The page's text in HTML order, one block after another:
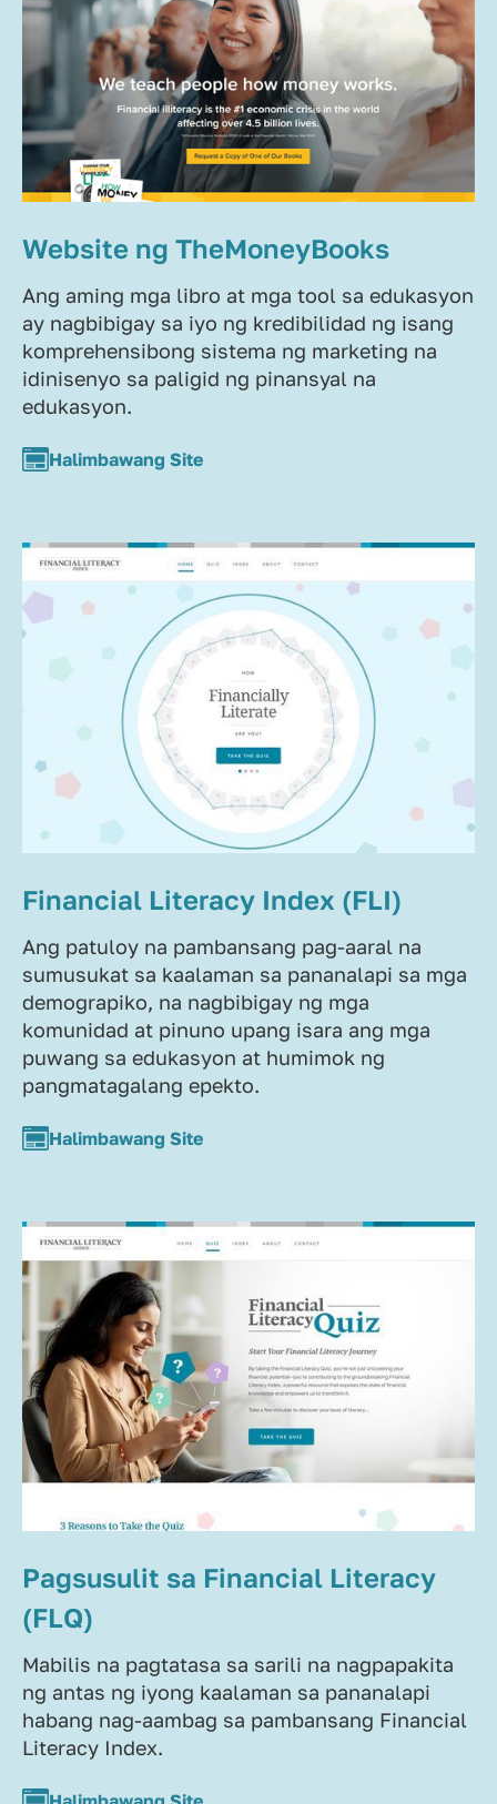
Website ng TheMoneyBooks
Ang aming mga libro at mga tool sa edukasyon
ay nagbibigay sa iyo ng kredibilidad ng isang
komprehensibong sistema ng marketing na
idinisenyo sa paligid ng pinansyal na
edukasyon.
Halimbawang Site
Financial Literacy Index (FLI)
Ang patuloy na pambansang pag-aaral na
sumusukat sa kaalaman sa pananalapi sa mga
demograpiko, na nagbibigay ng mga
komunidad at pinuno upang isara ang mga
puwang sa edukasyon at humimok ng
pangmatagalang epekto.
Halimbawang Site
Pagsusulit sa Financial Literacy
(FLQ)
Mabilis na pagtatasa sa sarili na nagpapakita
ng antas ng iyong kaalaman sa pananalapi
habang nag-aambag sa pambansang Financial
Literacy Index.